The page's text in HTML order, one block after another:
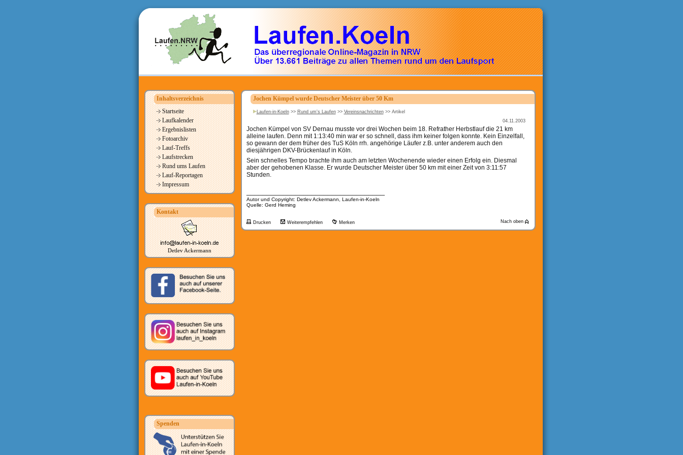
Inhaltsverzeichnis
Startseite
Laufkalender
Ergebnislisten
Fotoarchiv
Lauf-Treffs
Laufstrecken
Rund ums Laufen
Lauf-Reportagen
Impressum
Kontakt
Detlev Ackermann
Spenden
Jochen Kümpel wurde Deutscher Meister über 50 Km
Laufen-in-Koeln>> Rund um's Laufen>> Vereinsnachrichten>> Artikel
04.11.2003
Jochen Kümpel von SV Dernau musste vor drei Wochen beim 18. Refrather Herbstlauf die 21 km
alleine laufen. Denn mit 1:13:40 min war er so schnell, dass ihm keiner folgen konnte. Kein Einzelfall,
so gewann der dem früher des TuS Köln rrh. angehörige Läufer z.B. unter anderem auch den
diesjährigen DKV-Brückenlauf in Köln.
Sein schnelles Tempo brachte ihm auch am letzten Wochenende wieder einen Erfolg ein. Diesmal
aber der gehobenen Klasse. Er wurde Deutscher Meister über 50 km mit einer Zeit von 3:11:57
Stunden.
Autor und Copyright: Detlev Ackermann, Laufen-in-Koeln
Quelle: Gerd Heming
Drucken Weiterempfehlen Merken Nach oben